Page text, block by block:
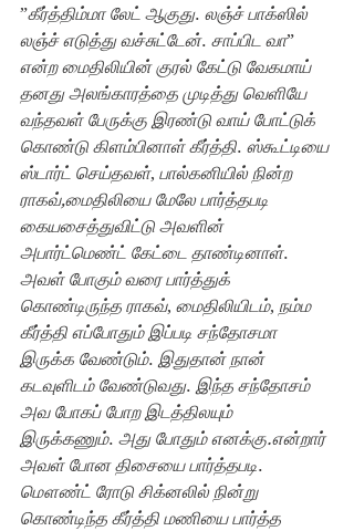
”கீர்த்திம்மா லேட் ஆகுது. லஞ்ச் பாக்ஸில்
லஞ்ச் எடுத்து வச்சுட்டேன். சாப்பிட வா”
என்ற மைதிலியின் குரல் கேட்டு வேகமாய்
தனது அலங்காரத்தை முடித்து வெளியே
வந்தவள் பேருக்கு இரண்டு வாய் போட்டுக்
கொண்டு கிளம்பினாள் கீர்த்தி. ஸ்கூட்டியை
ஸ்டார்ட் செய்தவள், பால்கனியில் நின்ற
ராகவ்,மைதிலியை மேலே பார்த்தபடி
கையசைத்துவிட்டு அவளின்
அபார்ட்மெண்ட் கேட்டை தாண்டினாள்.
அவள் போகும் வரை பார்த்துக்
கொண்டிருந்த ராகவ், மைதிலியிடம், நம்ம
கீர்த்தி எப்போதும் இப்படி சந்தோசமா
இருக்க வேண்டும். இதுதான் நான்
கடவுளிடம் வேண்டுவது. இந்த சந்தோசம்
அவ போகப் போற இடத்திலயும்
இருக்கணும். அது போதும் எனக்கு.என்றார்
அவள் போன திசையை பார்த்தபடி.
மௌண்ட் ரோடு சிக்னலில் நின்று
கொண்டிந்த கீர்த்தி மணியை பார்த்த